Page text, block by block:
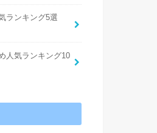
ランキング5選
人気ランキング10